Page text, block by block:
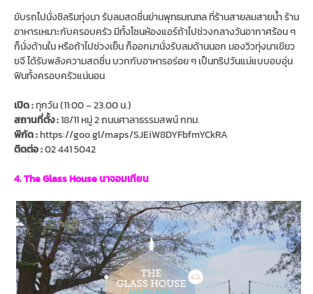
ขับรถไปนั่งชิลริมทุ่งนา รับลมสดชื่นย่านพุทธมณฑล ที่ร้านสายลมสายน้ำ ร้าน
อาหารเหมาะกับครอบครัว มีทั้งโซนห้องแอร์ถ้าไปช่วงกลางวันอากาศร้อน ๆ
ก็นั่งด้านใน หรือถ้าไปช่วงเย็น ก็ออกมานั่งรับลมด้านนอก มองวิวทุ่งนาเขียว
ขจี ได้รับพลังความสดชื่น บวกกับอาหารอร่อย ๆ เป็นทริปวันแม่แบบอบอุ่น
ฟินทั้งครอบครัวแน่นอน
เปิด : ทุกวัน (11:00 – 23.00 น.)
สถานที่ตั้ง :18/11 หมู่ 2 ถนนศาลาธรรมสพน์ กทม.
พิกัด : https://goo.gl/maps/SJEiW8DYFbfmYCkRA
ติดต่อ :02 441 5042
4. The Glass House นาจอมเทียน